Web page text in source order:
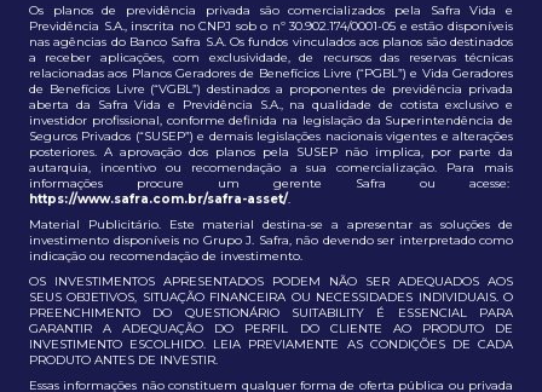
Os planos de previdência privada são comercializados pela Safra Vida e
Previdência S.A., inscrita no CNPJ sob o nº 30.902.174/0001-05 e estão disponíveis
nas agências do Banco Safra S.A. Os fundos vinculados aos planos são destinados
a receber aplicações, com exclusividade, de recursos das reservas técnicas
relacionadas aos Planos Geradores de Benefícios Livre (“PGBL”) e Vida Geradores
de Benefícios Livre (“VGBL”) destinados a proponentes de previdência privada
aberta da Safra Vida e Previdência S.A., na qualidade de cotista exclusivo e
investidor profissional, conforme definida na legislação da Superintendência de
Seguros Privados (“SUSEP”) e demais legislações nacionais vigentes e alterações
posteriores. A aprovação dos planos pela SUSEP não implica, por parte da
autarquia, incentivo ou recomendação a sua comercialização. Para mais
informações procure um gerente Safra ou acesse:
https://www.safra.com.br/safra-asset/.
Material Publicitário. Este material destina-se a apresentar as soluções de
investimento disponíveis no Grupo J. Safra, não devendo ser interpretado como
indicação ou recomendação de investimento.
OS INVESTIMENTOS APRESENTADOS PODEM NÃO SER ADEQUADOS AOS
SEUS OBJETIVOS, SITUAÇÃO FINANCEIRA OU NECESSIDADES INDIVIDUAIS. O
PREENCHIMENTO DO QUESTIONÁRIO SUITABILITY É ESSENCIAL PARA
GARANTIR A ADEQUAÇÃO DO PERFIL DO CLIENTE AO PRODUTO DE
INVESTIMENTO ESCOLHIDO. LEIA PREVIAMENTE AS CONDIÇÕES DE CADA
PRODUTO ANTES DE INVESTIR.
Essas informações não constituem qualquer forma de oferta pública ou privada